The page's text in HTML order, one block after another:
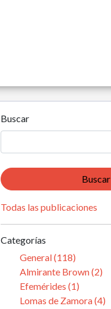
Buscar
Buscar
Todas las publicaciones
Categorías
General (118)
Almirante Brown (2)
Efemérides (1)
Lomas de Zamora (4)